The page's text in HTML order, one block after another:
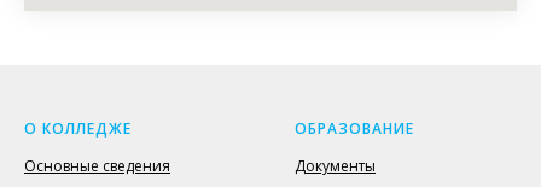
О КОЛЛЕДЖЕ
Основные сведения
ОБРАЗОВАНИЕ
Документы